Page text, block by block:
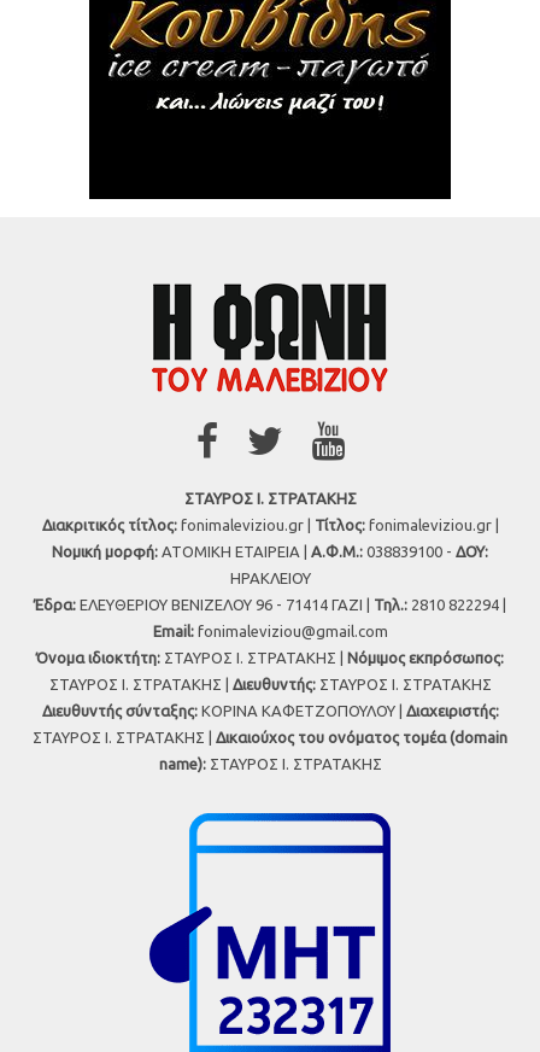
ΣΤΑΥΡΟΣ Ι. ΣΤΡΑΤΑΚΗΣ
Διακριτικός τίτλος:fonimaleviziou.gr | Τίτλος:fonimaleviziou.gr |
Νομική μορφή: ΑΤΟΜΙΚΗ ΕΤΑΙΡΕΙΑ | Α.Φ.Μ.: 038839100 - ΔΟΥ:
ΗΡΑΚΛΕΙΟΥ
Έδρα: ΕΛΕΥΘΕΡΙΟΥ ΒΕΝΙΖΕΛΟΥ 96 - 71414 ΓΑΖΙ | Τηλ.: 2810 822294 |
Εmail: fonimaleviziou@gmail.com
Όνομα ιδιοκτήτη: ΣΤΑΥΡΟΣ Ι. ΣΤΡΑΤΑΚΗΣ | Νόμιμος εκπρόσωπος:
ΣΤΑΥΡΟΣ Ι. ΣΤΡΑΤΑΚΗΣ | Διευθυντής:ΣΤΑΥΡΟΣ Ι. ΣΤΡΑΤΑΚΗΣ
Διευθυντής σύνταξης:ΚΟΡΙΝΑ ΚΑΦΕΤΖΟΠΟΥΛΟΥ | Διαχειριστής:
ΣΤΑΥΡΟΣ Ι. ΣΤΡΑΤΑΚΗΣ | Δικαιούχος του ονόματος τομέα (domain
name):ΣΤΑΥΡΟΣ Ι. ΣΤΡΑΤΑΚΗΣ